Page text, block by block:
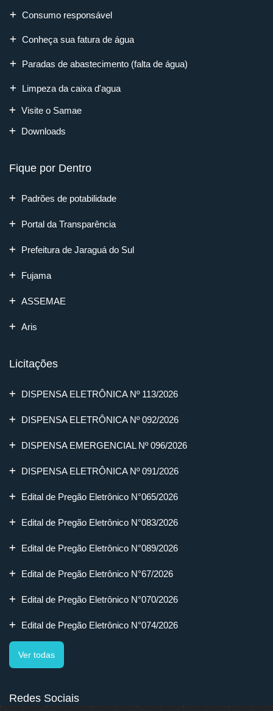
Consumo responsável
Conheça sua fatura de água
Paradas de abastecimento (falta de água)
Limpeza da caixa d'agua
Visite o Samae
Downloads
Fique por Dentro
Padrões de potabilidade
Portal da Transparência
Prefeitura de Jaraguá do Sul
Fujama
ASSEMAE
Aris
Licitações
DISPENSA ELETRÔNICA Nº 113/2026
DISPENSA ELETRÔNICA Nº 092/2026
DISPENSA EMERGENCIAL Nº 096/2026
DISPENSA ELETRÔNICA Nº 091/2026
Edital de Pregão Eletrônico N°065/2026
Edital de Pregão Eletrônico N°083/2026
Edital de Pregão Eletrônico N°089/2026
Edital de Pregão Eletrônico N°67/2026
Edital de Pregão Eletrônico N°070/2026
Edital de Pregão Eletrônico N°074/2026
Ver todas
Redes Sociais